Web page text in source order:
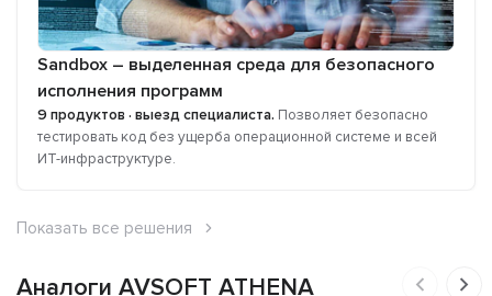
Sandbox – выделенная среда для безопасного
исполнения программ
9 продуктов · выезд специалиста. Позволяет безопасно
тестировать код без ущерба операционной системе и всей
ИТ-инфраструктуре.
Показать все решения
Аналоги AVSOFT ATHENA